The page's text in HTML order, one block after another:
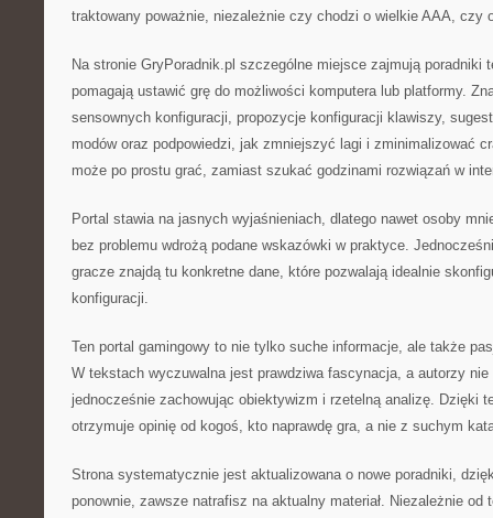
traktowany poważnie, niezależnie czy chodzi o wielkie AAA, czy
Na stronie GryPoradnik.pl szczególne miejsce zajmują poradniki
pomagają ustawić grę do możliwości komputera lub platformy.
sensownych konfiguracji, propozycje konfiguracji klawiszy,
modów oraz podpowiedzi, jak zmniejszyć lagi i zminimalizować
może po prostu grać, zamiast szukać godzinami rozwiązań w
Portal stawia na jasnych wyjaśnieniach, dlatego nawet osoby
bez problemu wdrożą podane wskazówki w praktyce.
gracze znajdą tu konkretne dane, które pozwalają idealnie
konfiguracji.
Ten portal gamingowy to nie tylko suche informacje, ale także
W tekstach wyczuwalna jest prawdziwa fascynacja, a autorzy
jednocześnie zachowując obiektywizm i rzetelną analizę. Dzięki
otrzymuje opinię od kogoś, kto naprawdę gra, a nie z suchym
Strona systematycznie jest aktualizowana o nowe poradniki,
ponownie, zawsze natrafisz na aktualny materiał. Niezależnie od